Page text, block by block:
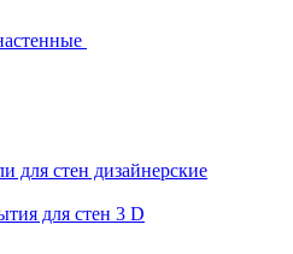
для стен дизайнерские
для стен 3 D